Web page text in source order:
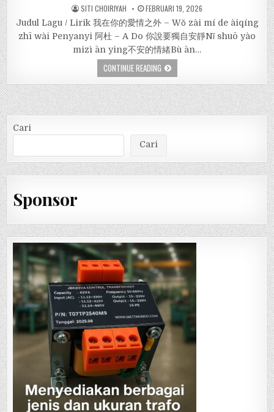
SITI CHOIRIYAH FEBRUARI 19, 2026
Judul Lagu / Lirik 我在你的愛情之外 – Wǒ zài mí de àiqíng
zhī wài Penyanyi 阿杜 – A Do 你說要獨自安靜Nǐ shuō yào
mizì ān ying不安的情緒Bù ān…
CONTINUE READING
Cari
Cari
Sponsor